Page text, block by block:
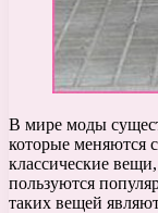
В мире моды
которые меняются
классические
пользуются
таких вещей